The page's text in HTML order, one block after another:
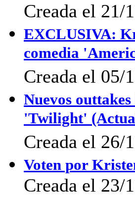
Creada el
EXCLUSIVA:
comedia
Creada el
Nuevos
'Twilight'
Creada el
Voten por
Creada el